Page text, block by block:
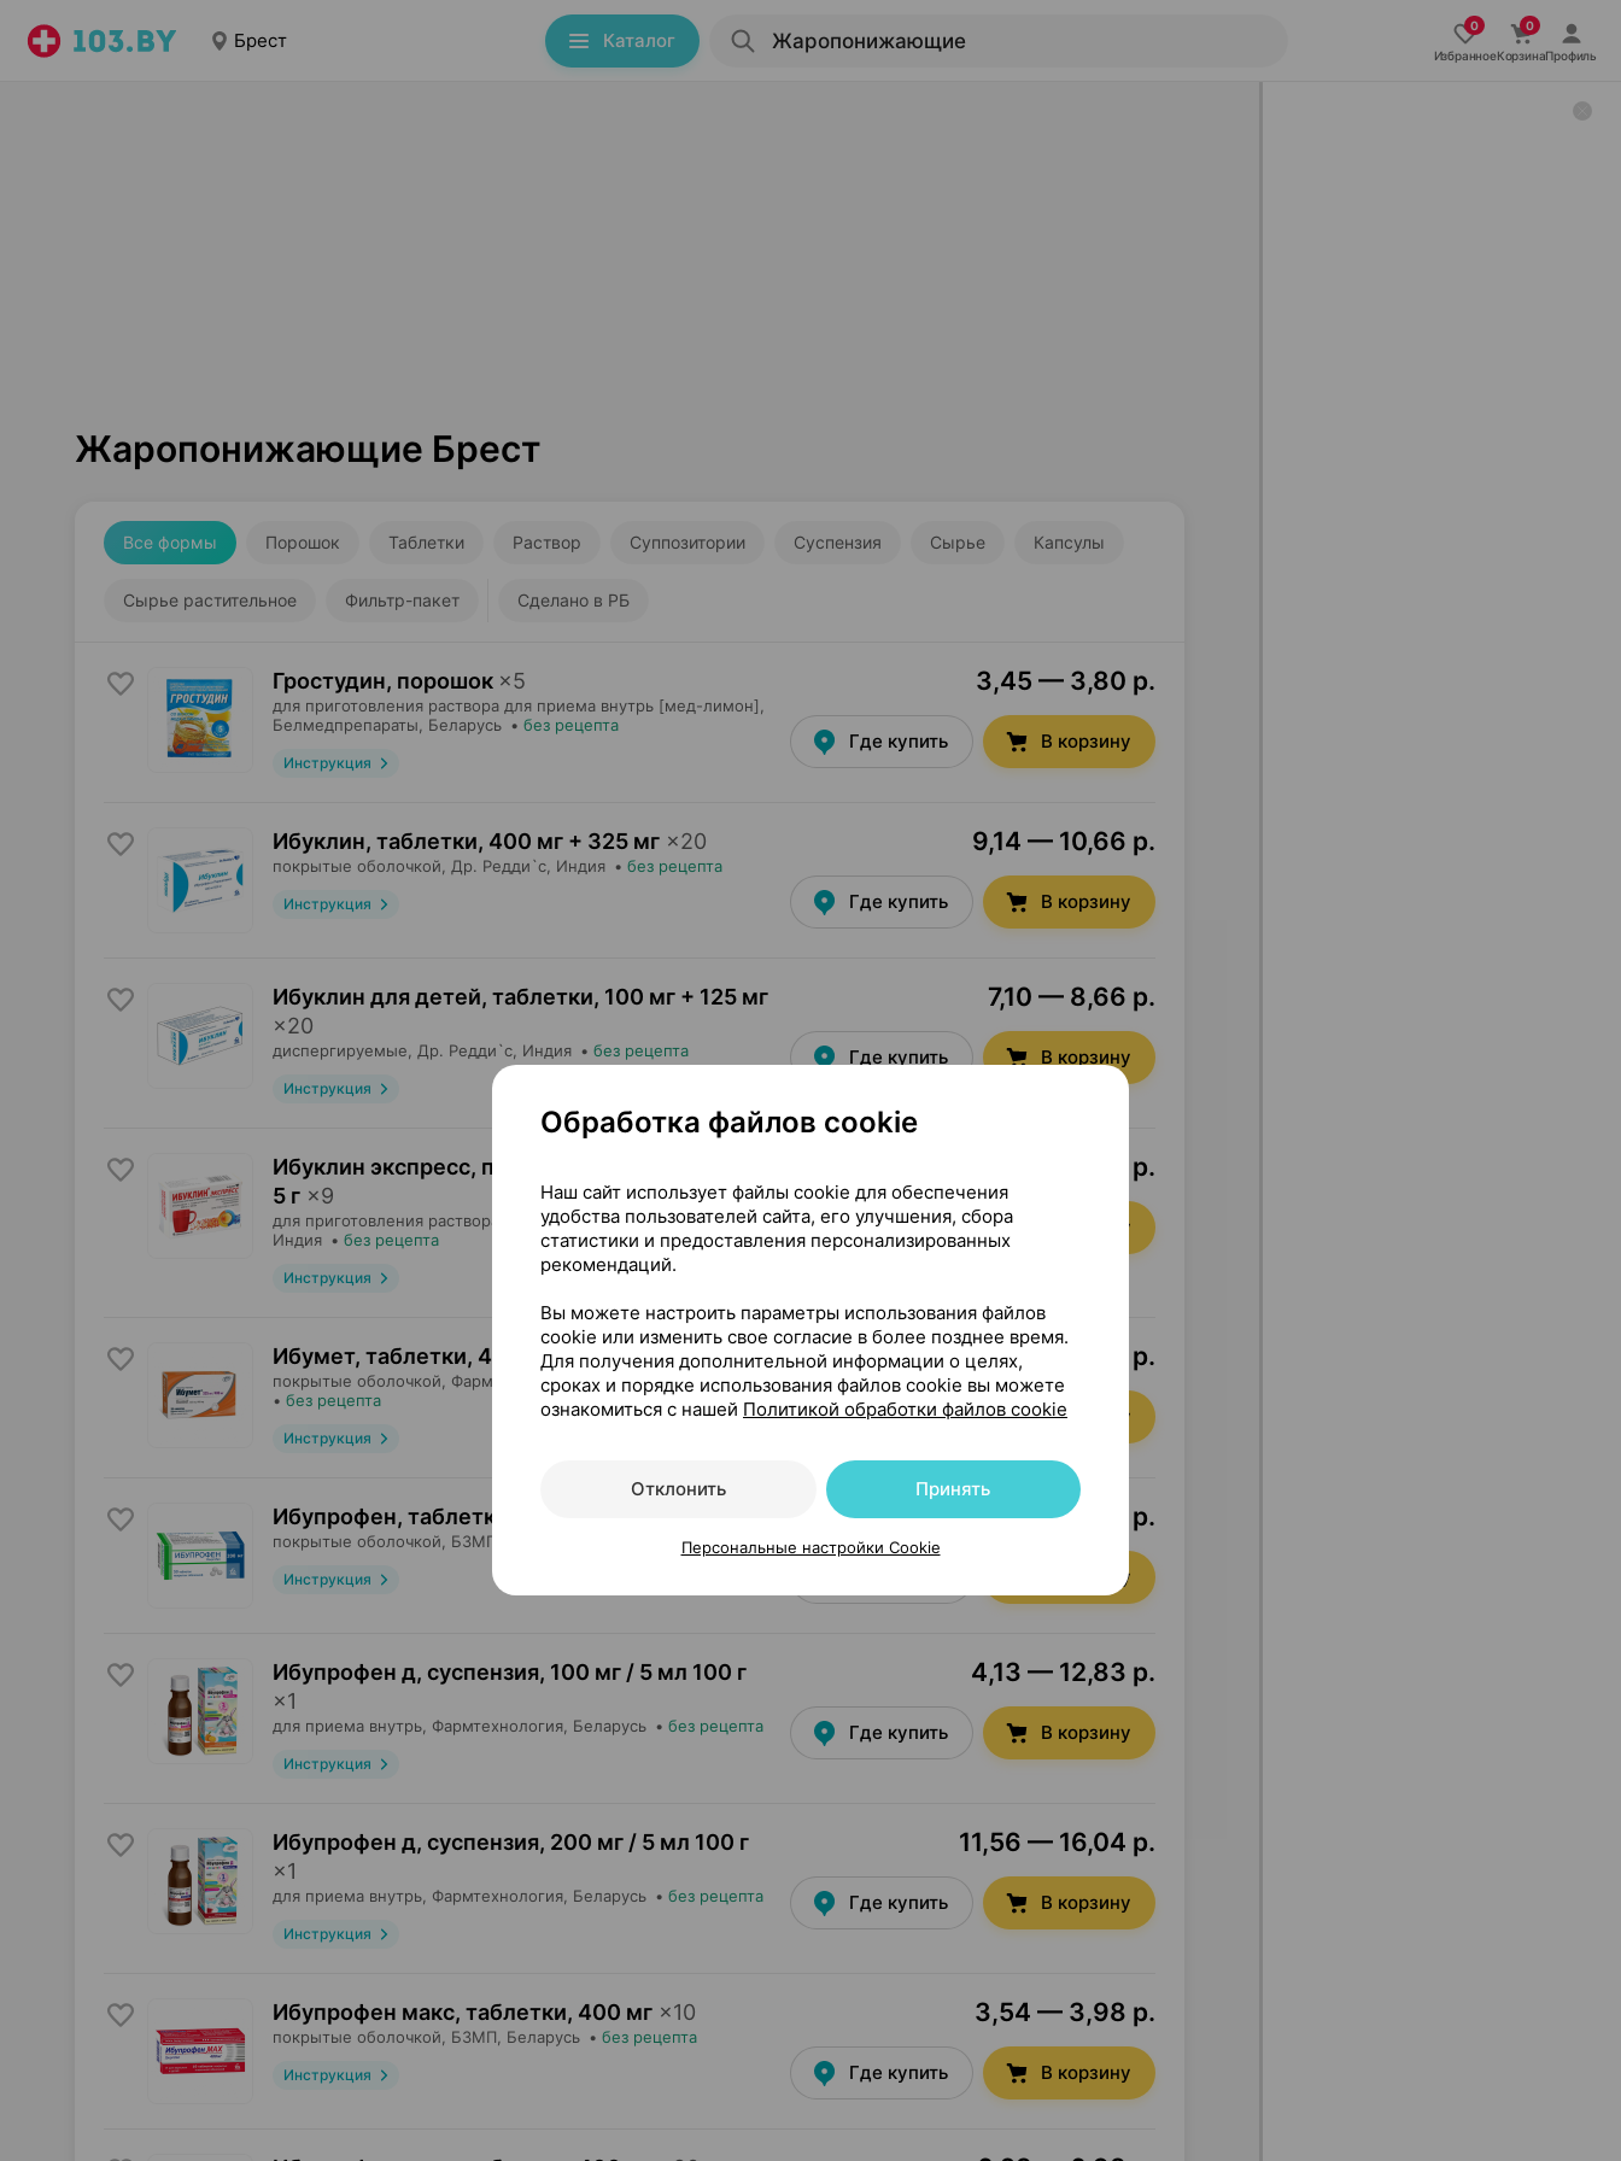
Брест Каталог
ИзбранноеКорзинаПрофиль
Жаропонижающие Брест
Все формы Порошок Таблетки Раствор Суппозитории Суспензия Сырье Капсулы
Сырье растительное Фильтр-пакет Сделано в РБ
Гростудин, порошок ×5
для приготовления раствора для приема внутрь [мед-лимон],
Белмедпрепараты , Беларусь • без рецепта
Инструкция
3,45 — 3,80 р.
Где купить В корзину
Ибуклин, таблетки, 400 мг + 325 мг ×20
покрытые оболочкой, Др. Редди`с , Индия • без рецепта
Инструкция
9,14 — 10,66 р.
Где купить В корзину
Ибуклин для детей, таблетки, 100 мг + 125 мг
×20
диспергируемые, Др. Редди`с , Индия • без рецепта
Инструкция
7,10 — 8,66 р.
Где купить В корзину
Ибуклин экспресс, порошок
5 г ×9
для приготовления раствора для приема внутрь, Др. Редди`с ,
Индия • без рецепта
Инструкция
13,14 — 18,63 р.
Где купить В корзину
Ибумет, таблетки, 400 мг + 325 мг×20
покрытые оболочкой, Фармтехнология, Беларусь
• без рецепта
Инструкция
1,90 — 7,58 р.
Где купить В корзину
Ибупрофен, таблетки
покрытые оболочкой, БЗМП без рецепта
Инструкция
2,40 — 2,68 р.
В корзину
Ибупрофен д, суспензия, 100 мг / 5 мл 100 г
×1
для приема внутрь, Фармтехнология , Беларусь • без рецепта
Инструкция
4,13 — 12,83 р.
Где купить В корзину
Ибупрофен д, суспензия, 200 мг / 5 мл 100 г
×1
для приема внутрь, Фармтехнология , Беларусь • без рецепта
Инструкция
11,56 — 16,04 р.
Где купить В корзину
Ибупрофен макс, таблетки, 400 мг ×10
покрытые оболочкой, БЗМП , Беларусь • без рецепта
Инструкция
3,54 — 3,98 р.
Где купить В корзину
Обработка файлов cookie
Наш сайт использует файлы cookie для обеспечения
удобства пользователей сайта, его улучшения, сбора
статистики и предоставления персонализированных
рекомендаций.
Вы можете настроить параметры использования файлов
cookie или изменить свое согласие в более позднее время.
Для получения дополнительной информации о целях,
сроках и порядке использования файлов cookie вы можете
ознакомиться с нашей Политикой обработки файлов cookie
Отклонить Принять
Персональные настройки Cookie